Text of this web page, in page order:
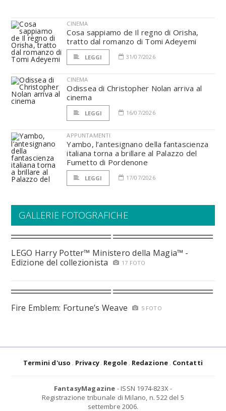
CINEMA
Cosa sappiamo de Il regno di Orisha,
tratto dal romanzo di Tomi Adeyemi
LEGGI 31/07/2026
CINEMA
Odissea di Christopher Nolan arriva al
cinema
LEGGI 16/07/2026
APPUNTAMENTI
Yambo, l’antesignano della fantascienza
italiana torna a brillare al Palazzo del
Fumetto di Pordenone
LEGGI 17/07/2026
GALLERIE FOTOGRAFICHE
LEGO Harry Potter™ Ministero della Magia™ -
Edizione del collezionista
17 FOTO
Fire Emblem: Fortune’s Weave 5 FOTO
Termini d'uso Privacy Regole Redazione Contatti
FantasyMagazine - ISSN 1974-823X -
Registrazione tribunale di Milano, n. 522 del 5
settembre 2006.